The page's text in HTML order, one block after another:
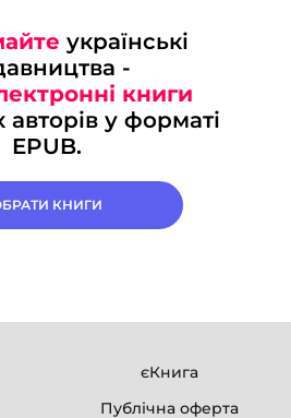
українські
-
книги
у форматі
EPUB.
КНИГИ
єКнига
Публічна оферта